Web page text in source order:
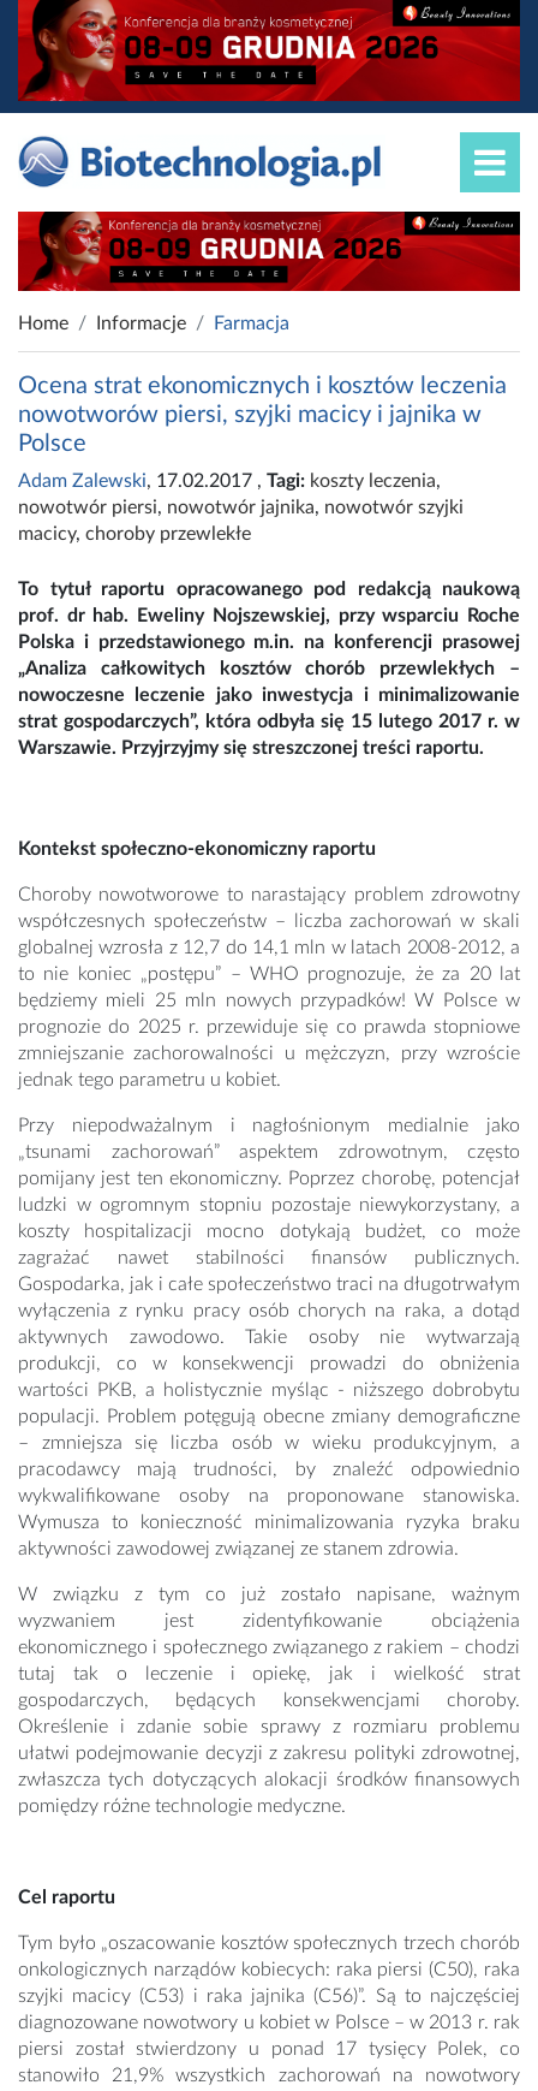
Home Informacje Farmacja
Ocena strat ekonomicznych i kosztów leczenia
nowotworów piersi, szyjki macicy i jajnika w
Polsce
Adam Zalewski, 17.02.2017 , Tagi: koszty leczenia,
nowotwór piersi, nowotwór jajnika, nowotwór szyjki
macicy, choroby przewlekłe
To tytuł raportu opracowanego pod redakcją naukową
prof. dr hab. Eweliny Nojszewskiej, przy wsparciu Roche
Polska i przedstawionego m.in. na konferencji prasowej
„Analiza całkowitych kosztów chorób przewlekłych –
nowoczesne leczenie jako inwestycja i minimalizowanie
strat gospodarczych”, która odbyła się 15 lutego 2017 r. w
Warszawie. Przyjrzyjmy się streszczonej treści raportu.
Kontekst społeczno-ekonomiczny raportu
Choroby nowotworowe to narastający problem zdrowotny
współczesnych społeczeństw – liczba zachorowań w skali
globalnej wzrosła z 12,7 do 14,1 mln w latach 2008-2012, a
to nie koniec „postępu” – WHO prognozuje, że za 20 lat
będziemy mieli 25 mln nowych przypadków! W Polsce w
prognozie do 2025 r. przewiduje się co prawda stopniowe
zmniejszanie zachorowalności u mężczyzn, przy wzroście
jednak tego parametru u kobiet.
Przy niepodważalnym i nagłośnionym medialnie jako
„tsunami zachorowań” aspektem zdrowotnym, często
pomijany jest ten ekonomiczny. Poprzez chorobę, potencjał
ludzki w ogromnym stopniu pozostaje niewykorzystany, a
koszty hospitalizacji mocno dotykają budżet, co może
zagrażać nawet stabilności finansów publicznych.
Gospodarka, jak i całe społeczeństwo traci na długotrwałym
wyłączenia z rynku pracy osób chorych na raka, a dotąd
aktywnych zawodowo. Takie osoby nie wytwarzają
produkcji, co w konsekwencji prowadzi do obniżenia
wartości PKB, a holistycznie myśląc - niższego dobrobytu
populacji. Problem potęgują obecne zmiany demograficzne
– zmniejsza się liczba osób w wieku produkcyjnym, a
pracodawcy mają trudności, by znaleźć odpowiednio
wykwalifikowane osoby na proponowane stanowiska.
Wymusza to konieczność minimalizowania ryzyka braku
aktywności zawodowej związanej ze stanem zdrowia.
W związku z tym co już zostało napisane, ważnym
wyzwaniem jest zidentyfikowanie obciążenia
ekonomicznego i społecznego związanego z rakiem – chodzi
tutaj tak o leczenie i opiekę, jak i wielkość strat
gospodarczych, będących konsekwencjami choroby.
Określenie i zdanie sobie sprawy z rozmiaru problemu
ułatwi podejmowanie decyzji z zakresu polityki zdrowotnej,
zwłaszcza tych dotyczących alokacji środków finansowych
pomiędzy różne technologie medyczne.
Cel raportu
Tym było „oszacowanie kosztów społecznych trzech chorób
onkologicznych narządów kobiecych: raka piersi (C50), raka
szyjki macicy (C53) i raka jajnika (C56)”. Są to najczęściej
diagnozowane nowotwory u kobiet w Polsce – w 2013 r. rak
piersi został stwierdzony u ponad 17 tysięcy Polek, co
stanowiło 21,9% wszystkich zachorowań na nowotwory